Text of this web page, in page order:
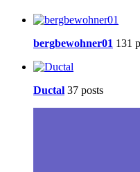
bergbewohner01 131
Ductal 37 posts